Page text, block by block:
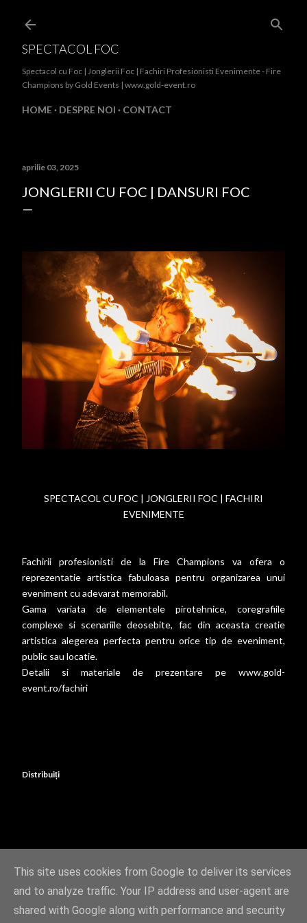
SPECTACOL FOC
Spectacol cu Foc | Jonglerii Foc | Fachiri Profesionisti Evenimente - Fire
Champions by Gold Events | www.gold-event.ro
HOME DESPRE NOI CONTACT
aprilie 03, 2025
JONGLERII CU FOC | DANSURI FOC
SPECTACOL CU FOC | JONGLERII FOC | FACHIRI
EVENIMENTE
Fachirii profesionisti de la Fire Champions va ofera o
reprezentatie artistica fabuloasa pentru organizarea unui
eveniment cu adevarat memorabil.
Gama variata de elementele pirotehnice, coregrafiile
complexe si scenariile deosebite, fac din aceasta creatie
artistica alegerea perfecta pentru orice tip de eveniment,
public sau locatie.
Detalii si materiale de prezentare pe www.gold-
event.ro/fachiri
Distribuiți
Un produs Blogger
This site uses cookies from Google to deliver its services
and to analyze traffic. Your IP address and user-agent are
shared with Google along with performance and security